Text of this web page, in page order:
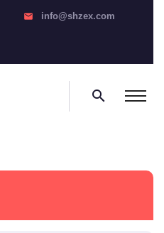
email info@shzex.com
search